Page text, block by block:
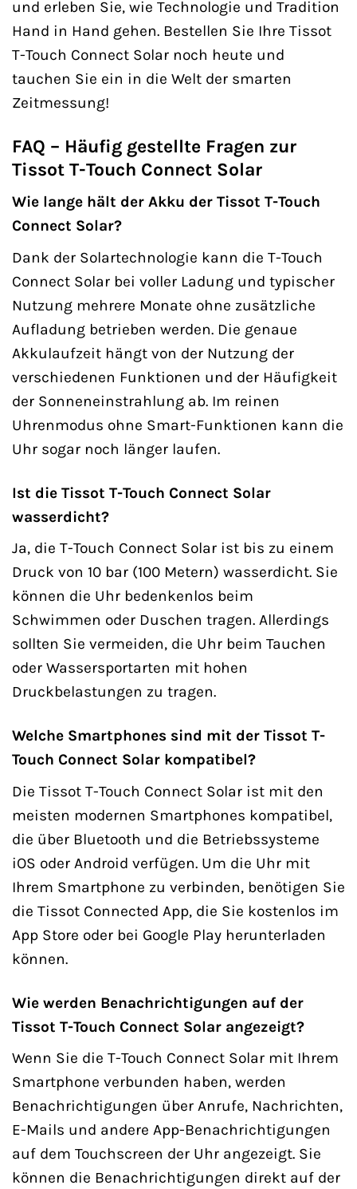
und erleben Sie, wie Technologie und Tradition
Hand in Hand gehen. Bestellen Sie Ihre Tissot
T-Touch Connect Solar noch heute und
tauchen Sie ein in die Welt der smarten
Zeitmessung!
FAQ – Häufig gestellte Fragen zur
Tissot T-Touch Connect Solar
Wie lange hält der Akku der Tissot T-Touch
Connect Solar?
Dank der Solartechnologie kann die T-Touch
Connect Solar bei voller Ladung und typischer
Nutzung mehrere Monate ohne zusätzliche
Aufladung betrieben werden. Die genaue
Akkulaufzeit hängt von der Nutzung der
verschiedenen Funktionen und der Häufigkeit
der Sonneneinstrahlung ab. Im reinen
Uhrenmodus ohne Smart-Funktionen kann die
Uhr sogar noch länger laufen.
Ist die Tissot T-Touch Connect Solar
wasserdicht?
Ja, die T-Touch Connect Solar ist bis zu einem
Druck von 10 bar (100 Metern) wasserdicht. Sie
können die Uhr bedenkenlos beim
Schwimmen oder Duschen tragen. Allerdings
sollten Sie vermeiden, die Uhr beim Tauchen
oder Wassersportarten mit hohen
Druckbelastungen zu tragen.
Welche Smartphones sind mit der Tissot T-
Touch Connect Solar kompatibel?
Die Tissot T-Touch Connect Solar ist mit den
meisten modernen Smartphones kompatibel,
die über Bluetooth und die Betriebssysteme
iOS oder Android verfügen. Um die Uhr mit
Ihrem Smartphone zu verbinden, benötigen Sie
die Tissot Connected App, die Sie kostenlos im
App Store oder bei Google Play herunterladen
können.
Wie werden Benachrichtigungen auf der
Tissot T-Touch Connect Solar angezeigt?
Wenn Sie die T-Touch Connect Solar mit Ihrem
Smartphone verbunden haben, werden
Benachrichtigungen über Anrufe, Nachrichten,
E-Mails und andere App-Benachrichtigungen
auf dem Touchscreen der Uhr angezeigt. Sie
können die Benachrichtigungen direkt auf der